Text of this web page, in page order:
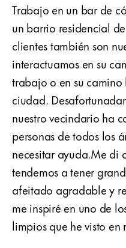
Trabajo en un bar de
un barrio residencial
clientes también son
interactuamos en su
trabajo o en su
ciudad.
nuestro vecindario ha
personas de todos los
necesitar ayuda.Me di
tendemos a tener
afeitado agradable y
me inspiré en uno de
limpios que he visto en